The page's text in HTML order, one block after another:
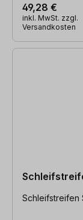
49,28 €
inkl. MwSt. zzgl.
Versandkosten
Schleifstreifen